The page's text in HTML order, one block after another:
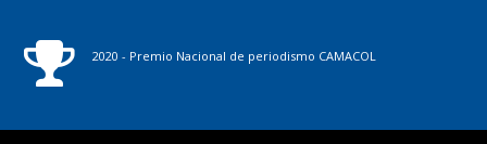
2020 - Premio Nacional de periodismo CAMACOL